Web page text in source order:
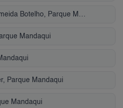
Mandaqui
Parque Mandaqui
Mandaqui